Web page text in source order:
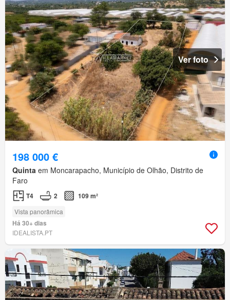
Ver foto
198 000 €
Quinta em Moncarapacho, Município de Olhão, Distrito de
Faro
T4 2 109 m²
Vista panorâmica
Há 30+ dias
IDEALISTA.PT